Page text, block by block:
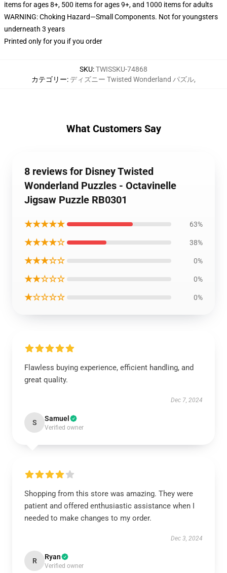
items for ages 8+, 500 items for ages 9+, and 1000 items for adults
WARNING: Choking Hazard—Small Components. Not for youngsters
underneath 3 years
Printed only for you if you order
SKU:TWISSKU-74868
カテゴリー:ディズニー Twisted Wonderland パズル,
What Customers Say
8 reviews for Disney Twisted
Wonderland Puzzles - Octavinelle
Jigsaw Puzzle RB0301
★★★★★ 63%
★★★★☆ 38%
★★★☆☆ 0%
★★☆☆☆ 0%
★☆☆☆☆ 0%
Flawless buying experience, efficient handling, and
great quality.
Dec 7, 2024
S Samuel
Verified owner
Shopping from this store was amazing. They were
patient and offered enthusiastic assistance when I
needed to make changes to my order.
Dec 3, 2024
R Ryan
Verified owner